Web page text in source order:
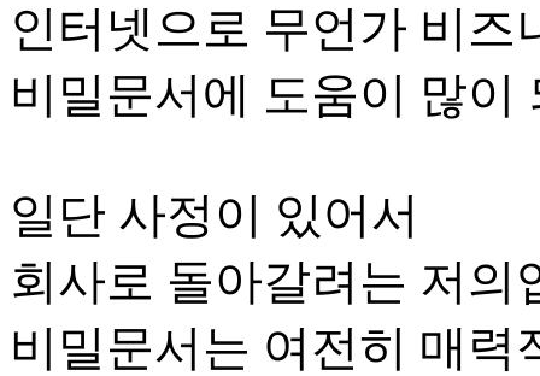
인터넷으로 무언가 비즈
비밀문서에 도움이 많이
일단 사정이 있어서
회사로 돌아갈려는 저의
비밀문서는 여전히 매력